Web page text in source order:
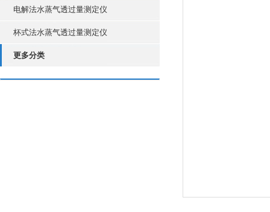
电解法水蒸气透过量测定仪
杯式法水蒸气透过量测定仪
更多分类